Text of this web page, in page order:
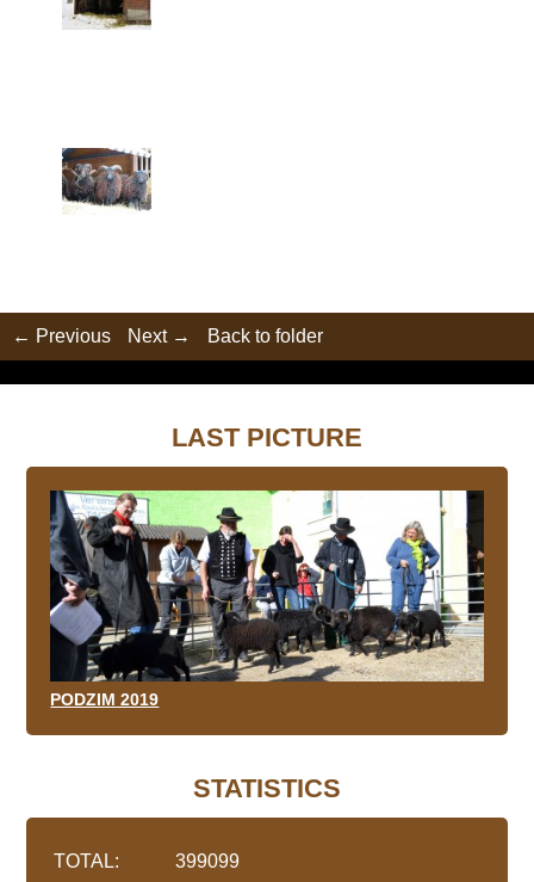
← Previous Next → Back to folder
LAST PICTURE
PODZIM 2019
STATISTICS
TOTAL:
399099